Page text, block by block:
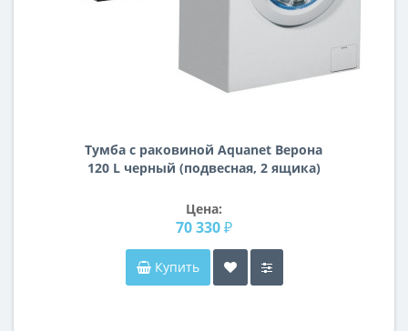
Тумба с раковиной Aquanet Верона
120 L черный (подвесная, 2 ящика)
Цена:
70 330 ₽
Купить